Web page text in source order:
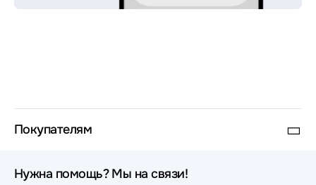
Покупателям
Нужна помощь? Мы на связи!